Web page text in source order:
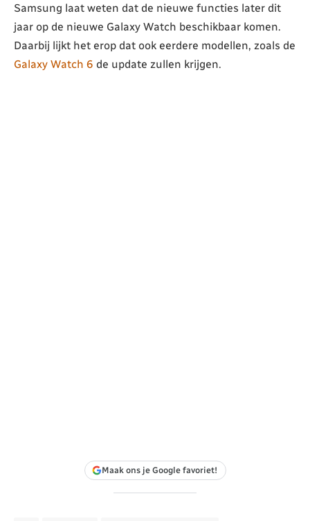
Samsung laat weten dat de nieuwe functies later dit
jaar op de nieuwe Galaxy Watch beschikbaar komen.
Daarbij lijkt het erop dat ook eerdere modellen, zoals de
Galaxy Watch 6 de update zullen krijgen.
Maak ons je Google favoriet!